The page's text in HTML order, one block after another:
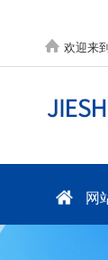
欢迎来
网